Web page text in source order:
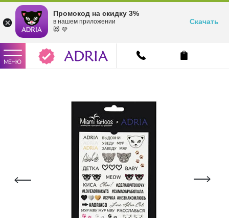
Промокод на скидку 3%
в нашем приложении
😻 💜
Скачать
МЕНЮ